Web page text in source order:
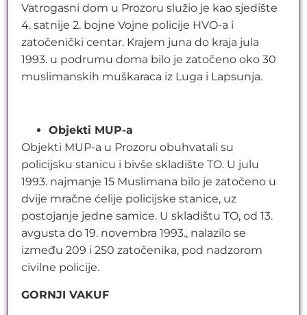
Vatrogasni dom u Prozoru služio je kao sjedište
4. satnije 2. bojne Vojne policije HVO-a i
zatočenički centar. Krajem juna do kraja jula
1993. u podrumu doma bilo je zatočeno oko 30
muslimanskih muškaraca iz Luga i Lapsunja.
Objekti MUP-a
Objekti MUP-a u Prozoru obuhvatali su
policijsku stanicu i bivše skladište TO. U julu
1993. najmanje 15 Muslimana bilo je zatočeno u
dvije mračne ćelije policijske stanice, uz
postojanje jedne samice. U skladištu TO, od 13.
avgusta do 19. novembra 1993., nalazilo se
između 209 i 250 zatočenika, pod nadzorom
civilne policije.
GORNJI VAKUF